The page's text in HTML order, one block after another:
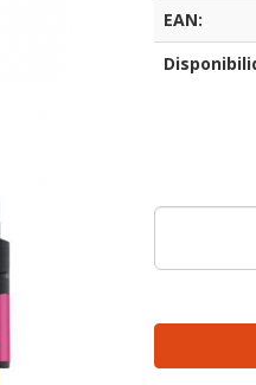
EAN: